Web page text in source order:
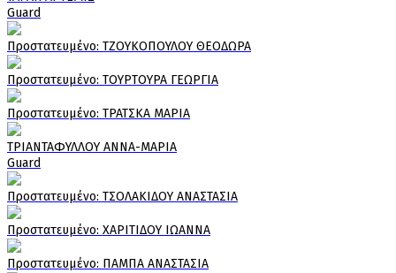
Guard
Πρoστατευμένο: ΤΖΟΥΚΟΠΟΥΛΟΥ ΘΕΟΔΩΡΑ
Πρoστατευμένο: ΤΟΥΡΤΟΥΡΑ ΓΕΩΡΓΙΑ
Πρoστατευμένο: ΤΡΑΤΣΚΑ ΜΑΡΙΑ
ΤΡΙΑΝΤΑΦΥΛΛΟΥ ΑΝΝΑ-ΜΑΡΙΑ
Guard
Πρoστατευμένο: ΤΣΟΛΑΚΙΔΟΥ ΑΝΑΣΤΑΣΙΑ
Πρoστατευμένο: ΧΑΡΙΤΙΔΟΥ ΙΩΑΝΝΑ
Πρoστατευμένο: ΠΑΜΠΑ ΑΝΑΣΤΑΣΙΑ